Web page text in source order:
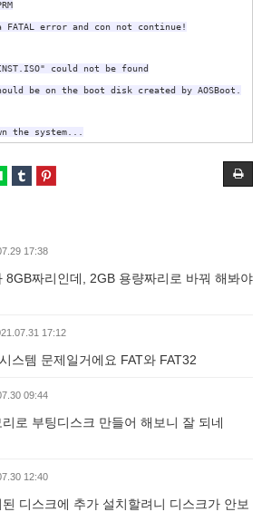
FATAL error and con not continue!
could not be found
the boot disk created by AOSBoot.
the system...
17:38
8GB짜리인데, 2GB 용량짜리로 바꿔 해봐야
17:12
스템 문제일거에요 FAT와 FAT32
09:44
로 부팅디스크 만들어 해보니 잘 되네
12:40
디스크에 추가 설치할려니 디스크가 안보